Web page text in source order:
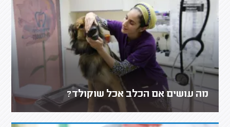
מה עושים אם הכלב אכל שוקולד?